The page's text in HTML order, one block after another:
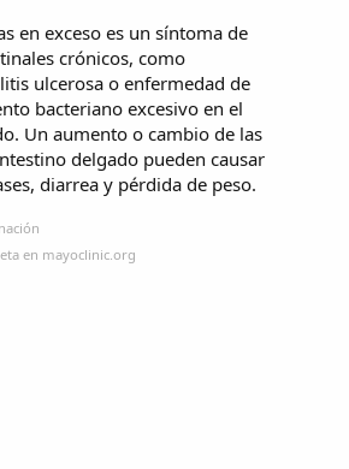
en exceso es un síntoma de
crónicos, como
ulcerosa o enfermedad de
bacteriano excesivo en el
Un aumento o cambio de las
delgado pueden causar
diarrea y pérdida de peso.
en mayoclinic.org